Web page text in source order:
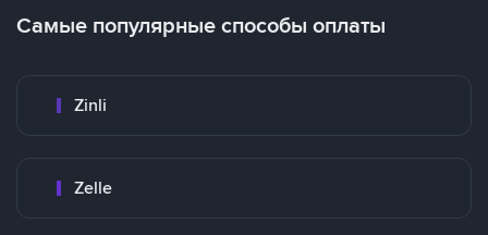
Самые популярные способы оплаты
Zinli
Zelle